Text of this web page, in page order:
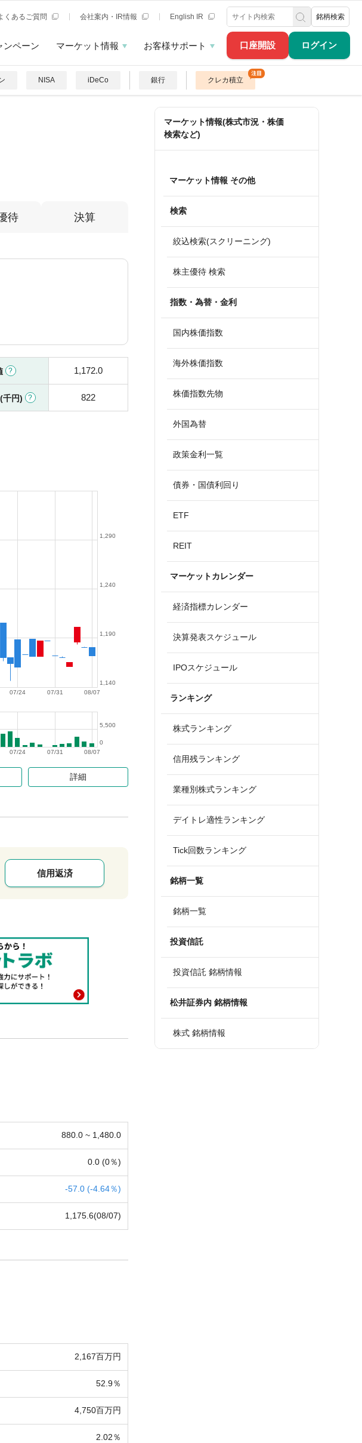
口座開設 ログイン
くあるご質問 会社案内・IR情報 English IR 銘柄検索
ンペーン マーケット情報 お客様サポート
NISA iDeCo 銀行 クレカ積立
待 決算
1,172.0
千円) 822
08/07
07/31
07/24
1,140
1,190
1,240
1,290
08/07
07/31
07/24
0
5,500
詳細
信用返済
880.0 ~ 1,480.0
0.0 (0％)
-57.0 (-4.64％)
1,175.6(08/07)
2,167百万円
52.9％
4,750百万円
2.02％
マーケット情報(株式市況・株価
検索など)
マーケット情報 その他
検索
絞込検索(スクリーニング)
株主優待 検索
指数・為替・金利
国内株価指数
海外株価指数
株価指数先物
外国為替
政策金利一覧
債券・国債利回り
ETF
REIT
マーケットカレンダー
経済指標カレンダー
決算発表スケジュール
IPOスケジュール
ランキング
株式ランキング
信用残ランキング
業種別株式ランキング
デイトレ適性ランキング
Tick回数ランキング
銘柄一覧
銘柄一覧
投資信託
投資信託 銘柄情報
松井証券内 銘柄情報
株式 銘柄情報